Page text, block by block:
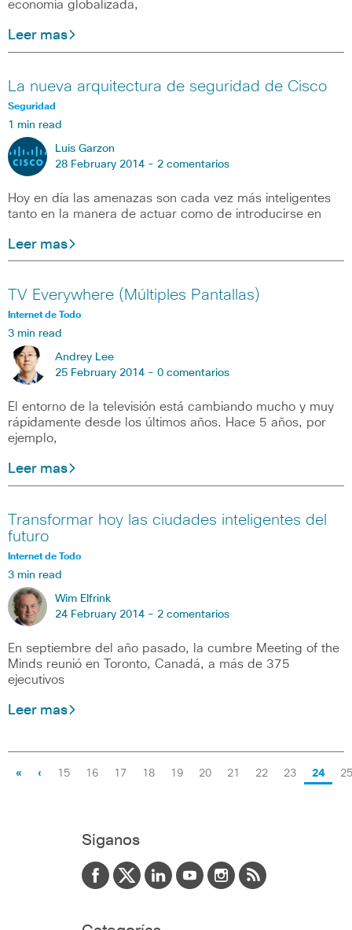
economía globalizada,
Leer mas
La nueva arquitectura de seguridad de Cisco
Seguridad
1 min read
Luis Garzon
28 February 2014 - 2 comentarios
Hoy en día las amenazas son cada vez más inteligentes
tanto en la manera de actuar como de introducirse en
Leer mas
TV Everywhere (Múltiples Pantallas)
Internet de Todo
3 min read
Andrey Lee
25 February 2014 - 0 comentarios
El entorno de la televisión está cambiando mucho y muy
rápidamente desde los últimos años. Hace 5 años, por
ejemplo,
Leer mas
Transformar hoy las ciudades inteligentes del
futuro
Internet de Todo
3 min read
Wim Elfrink
24 February 2014 - 2 comentarios
En septiembre del año pasado, la cumbre Meeting of the
Minds reunió en Toronto, Canadá, a más de 375
ejecutivos
Leer mas
« ‹ 15 16 17 18 19 20 21 22 23 24 25
Siganos